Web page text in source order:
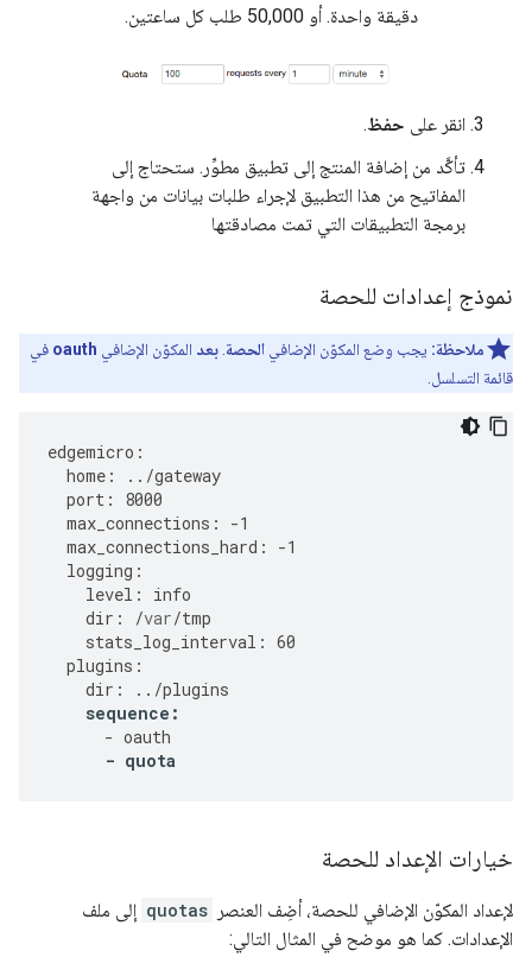
دقيقة واحدة. أو 50,000 طلب كل ساعتين.
انقر على حفظ.
تأكَّد من إضافة المنتج إلى تطبيق مطوِّر. ستحتاج إلى
المفاتيح من هذا التطبيق لإجراء طلبات بيانات من واجهة
برمجة التطبيقات التي تمت مصادقتها
نموذج إعدادات للحصة
ملاحظة: يجب وضع المكوّن الإضافي الحصة بعد المكوّن الإضافي oauth في
قائمة التسلسل.
edgemicro :
home : ../gateway
port :
8000
max_connections : -1
max_connections_hard : -1
logging :
level :
info
dir : /var/tmp
stats_log_interval : 60
plugins :
dir : ../plugins
sequence :
- oauth
- quota
خيارات الإعداد للحصة
لإعداد المكوّن الإضافي للحصة، أضِف العنصر quotas إلى ملف
الإعدادات. كما هو موضح في المثال التالي: